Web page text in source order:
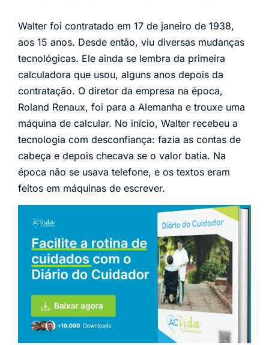
Walter foi contratado em 17 de janeiro de 1938,
aos 15 anos. Desde então, viu diversas mudanças
tecnológicas. Ele ainda se lembra da primeira
calculadora que usou, alguns anos depois da
contratação. O diretor da empresa na época,
Roland Renaux, foi para a Alemanha e trouxe uma
máquina de calcular. No início, Walter recebeu a
tecnologia com desconfiança: fazia as contas de
cabeça e depois checava se o valor batia. Na
época não se usava telefone, e os textos eram
feitos em máquinas de escrever.